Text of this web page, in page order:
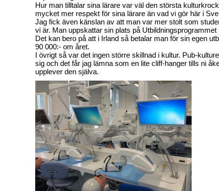
Hur man tilltalar sina lärare var väl den största
mycket mer respekt för sina lärare än vad vi gör här i
Jag fick även känslan av att man var mer stolt som
vi är. Man uppskattar sin plats på Utbildningsprogrammet
Det kan bero på att i Irland så betalar man för sin egen
90 000:- om året.
I övrigt så var det ingen större skillnad i kultur. Pub-
sig och det får jag lämna som en lite cliff-hanger tills ni
upplever den själva.